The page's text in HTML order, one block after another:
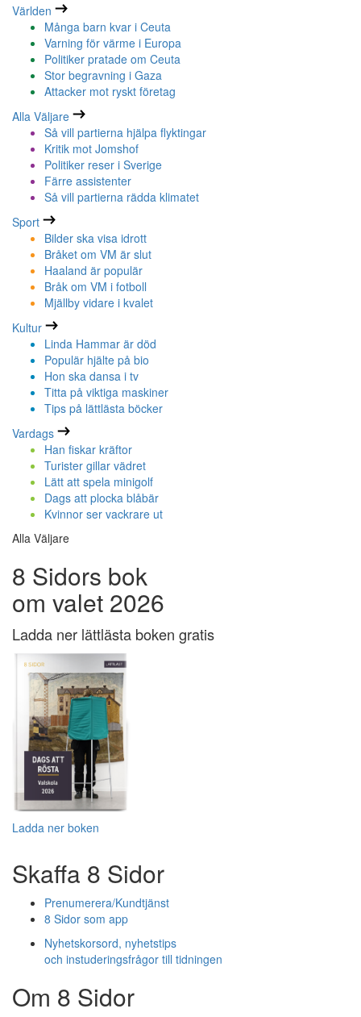
Världen
Många barn kvar i Ceuta
Varning för värme i Europa
Politiker pratade om Ceuta
Stor begravning i Gaza
Attacker mot ryskt företag
Alla Väljare
Så vill partierna hjälpa flyktingar
Kritik mot Jomshof
Politiker reser i Sverige
Färre assistenter
Så vill partierna rädda klimatet
Sport
Bilder ska visa idrott
Bråket om VM är slut
Haaland är populär
Bråk om VM i fotboll
Mjällby vidare i kvalet
Kultur
Linda Hammar är död
Populär hjälte på bio
Hon ska dansa i tv
Titta på viktiga maskiner
Tips på lättlästa böcker
Vardags
Han fiskar kräftor
Turister gillar vädret
Lätt att spela minigolf
Dags att plocka blåbär
Kvinnor ser vackrare ut
Alla Väljare
8 Sidors bok
om valet 2026
Ladda ner lättlästa boken gratis
Ladda ner boken
Skaffa 8 Sidor
Prenumerera/Kundtjänst
8 Sidor som app
Nyhetskorsord, nyhetstips
och instuderingsfrågor till tidningen
Om 8 Sidor